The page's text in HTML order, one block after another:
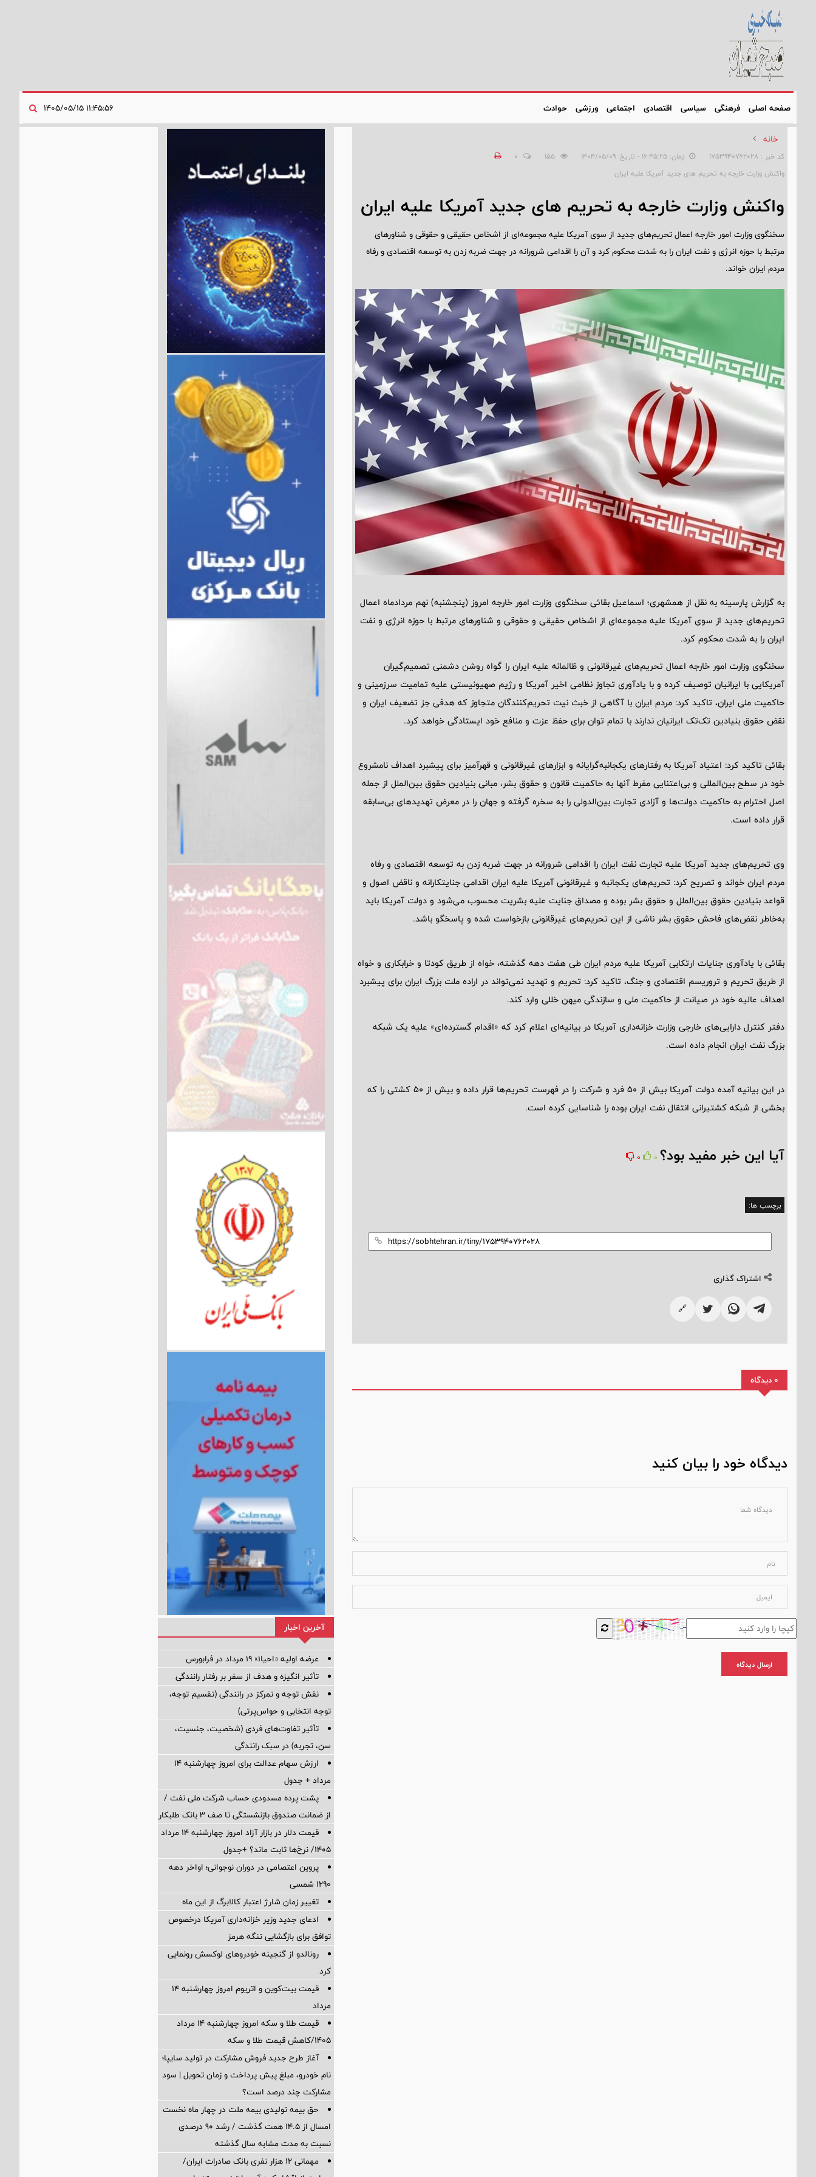
صفحه اصلی فرهنگی سیاسی اقتصادی اجتماعی ورزشی حوادث
خانه
کد خبر : 1753940762028 زمان: ۱۶:۴۵:۲۵ - تاریخ: ۱۴۰۴/۰۵/۰۹
0
واکنش وزارت خارجه به تحریم های جدید آمریکا علیه ایران
واکنش وزارت خارجه به تحریم های جدید آمریکا علیه ایران
سخنگوی وزارت امور خارجه اعمال تحریم‌های جدید از سوی آمریکا علیه مجموعه‌ای از اشخاص حقیقی و حقوقی و شناورهای
مرتبط با حوزه انرژی و نفت ایران را به‌ شدت محکوم کرد و آن را اقدامی شرورانه در جهت ضربه‌ زدن به توسعه اقتصادی و رفاه
مردم ایران خواند.
به گزارش پارسینه به نقل از همشهری؛ اسماعیل بقائی سخنگوی وزارت امور خارجه امروز (پنجشنبه) نهم مردادماه اعمال
تحریم‌های جدید از سوی آمریکا علیه مجموعه‌ای از اشخاص حقیقی و حقوقی و شناورهای مرتبط با حوزه انرژی و نفت
ایران را به‌ شدت محکوم کرد.
سخنگوی وزارت امور خارجه اعمال تحریم‌های غیرقانونی و ظالمانه علیه ایران را گواه روشن دشمنی تصمیم‌گیران
آمریکایی با ایرانیان توصیف کرده و با یادآوری تجاوز نظامی اخیر آمریکا و رژیم صهیونیستی علیه تمامیت سرزمینی و
حاکمیت ملی ایران، تاکید کرد: مردم ایران با آگاهی از خبث نیت تحریم‌کنندگان متجاوز که هدفی جز تضعیف ایران و
نقض حقوق بنیادین تک‌تک ایرانیان ندارند با تمام توان برای حفظ عزت و منافع خود ایستادگی خواهد کرد.
بقائی تاکید کرد: اعتیاد آمریکا به رفتارهای یکجانبه‌گرایانه و ابزارهای غیرقانونی و قهرآمیز برای پیشبرد اهداف نامشروع
خود در سطح بین‌المللی و بی‌اعتنایی مفرط آنها به حاکمیت قانون و حقوق بشر، مبانی بنیادین حقوق بین‌الملل از جمله
اصل احترام به حاکمیت دولت‌ها و آزادی تجارت بین‌الدولی را به سخره گرفته و جهان را در معرض تهدیدهای بی‌سابقه
قرار داده است.
وی تحریم‌های جدید آمریکا علیه تجارت نفت ایران را اقدامی شرورانه در جهت ضربه‌ زدن به توسعه اقتصادی و رفاه
مردم ایران خواند و تصریح کرد: تحریم‌های یکجانبه و غیرقانونی آمریکا علیه ایران اقدامی جنایتکارانه و ناقض اصول و
قواعد بنیادین حقوق بین‌الملل و حقوق بشر بوده و مصداق جنایت علیه بشریت محسوب می‌شود و دولت آمریکا باید
به‌خاطر نقض‌های فاحش حقوق بشر ناشی از این تحریم‌های غیرقانونی بازخواست شده و پاسخگو باشد.
بقائی با یادآوری جنایات ارتکابی آمریکا علیه مردم ایران طی هفت دهه گذشته، خواه از طریق کودتا و خرابکاری و خواه
از طریق تحریم و تروریسم اقتصادی و جنگ، تاکید کرد: تحریم و تهدید نمی‌تواند در اراده ملت بزرگ ایران برای پیشبرد
اهداف عالیه خود در صیانت از حاکمیت ملی و سازندگی میهن خللی وارد کند.
دفتر کنترل دارایی‌های خارجی وزارت خزانه‌داری آمریکا در بیانیه‌ای اعلام کرد که «اقدام گسترده‌ای» علیه یک شبکه
بزرگ نفت ایران انجام داده است.
در این بیانیه آمده دولت آمریکا بیش از 50 فرد و شرکت را در فهرست تحریم‌ها قرار داده و بیش از 50 کشتی را که
بخشی از شبکه کشتیرانی انتقال نفت ایران بوده‌ را شناسایی کرده است.
آیا این خبر مفید بود؟ 0
0
برچسب ها:
اشتراک گذاری
🔗
0 دیدگاه
دیدگاه خود را بیان کنید
ارسال دیدگاه
آخرین اخبار
عرضه اولیه «احیا۱» ۱۹ مرداد در فرابورس
تأثیر انگیزه و هدف از سفر بر رفتار رانندگی
نقش توجه و تمرکز در رانندگی (تقسیم توجه،
توجه انتخابی و حواس‌پرتی)
تأثیر تفاوت‌های فردی (شخصیت، جنسیت،
سن، تجربه) در سبک رانندگی
ارزش سهام عدالت برای امروز چهارشنبه ۱۴
مرداد + جدول
پشت پرده‌ مسدودی حساب شرکت ملی نفت /
از ضمانت صندوق بازنشستگی تا صف ۳ بانک طلبکار
قیمت دلار در بازار آزاد امروز چهارشنبه ۱۴ مرداد
۱۴۰۵/ نرخ‌ها ثابت ماند؟ +جدول
پروین اعتصامی در دوران نوجوانی؛ اواخر دهه
۱۲۹۰ شمسی
تغییر زمان شارژ اعتبار کالابرگ از این ماه
ادعای جدید وزیر خزانه‌داری آمریکا درخصوص
توافق برای بازگشایی تنگه هرمز
رونالدو از گنجینه خودروهای لوکسش رونمایی
کرد
قیمت بیت‌کوین و اتریوم امروز چهارشنبه ۱۴
مرداد
قیمت طلا و سکه امروز چهارشنبه ۱۴ مرداد
۱۴۰۵/کاهش قیمت طلا و سکه
آغاز طرح جدید فروش مشارکت در تولید سایپا؛
نام خودرو، مبلغ پیش پرداخت و زمان تحویل | سود
مشارکت چند درصد است؟
حق بیمه تولیدی بیمه ملت در چهار ماه نخست
امسال از 14.5 همت گذشت / رشد 90 درصدی
نسبت به مدت مشابه سال گذشته
مهمانی ۱۲ هزار نفری بانک صادرات ایران/